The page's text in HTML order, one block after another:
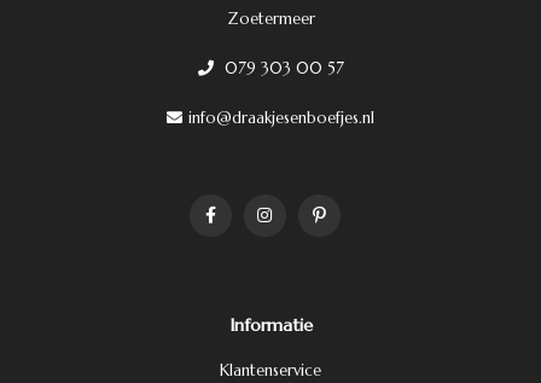
Zoetermeer
079 303 00 57
info@draakjesenboefjes.nl
Informatie
Klantenservice